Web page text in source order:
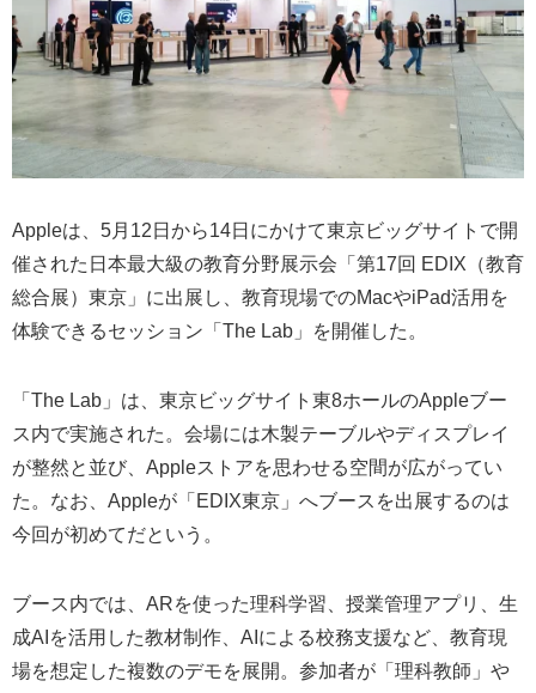
Appleは、5月12日から14日にかけて東京ビッグサイトで開
催された日本最大級の教育分野展示会「第17回 EDIX（教育
総合展）東京」に出展し、教育現場でのMacやiPad活用を
体験できるセッション「The Lab」を開催した。
「The Lab」は、東京ビッグサイト東8ホールのAppleブー
ス内で実施された。会場には木製テーブルやディスプレイ
が整然と並び、Appleストアを思わせる空間が広がってい
た。なお、Appleが「EDIX東京」へブースを出展するのは
今回が初めてだという。
ブース内では、ARを使った理科学習、授業管理アプリ、生
成AIを活用した教材制作、AIによる校務支援など、教育現
場を想定した複数のデモを展開。参加者が「理科教師」や